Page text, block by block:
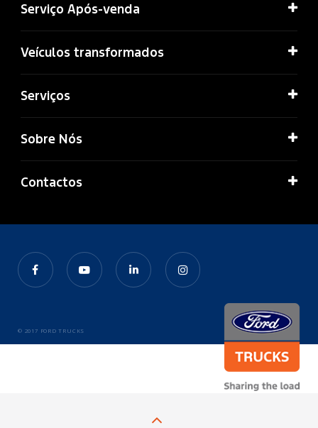
Serviço Após-venda
Veículos transformados
Serviços
Sobre Nós
Contactos
© 2017 FORD TRUCKS